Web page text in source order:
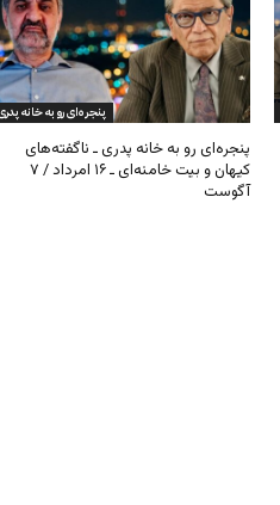
پنجره‌ای رو به خانه
پنجره‌ای رو به خانه پدری ـ ناگفته‌های
کیهان و بیت خامنه‌ای ـ ۱۶ امرداد / ۷
آگوست